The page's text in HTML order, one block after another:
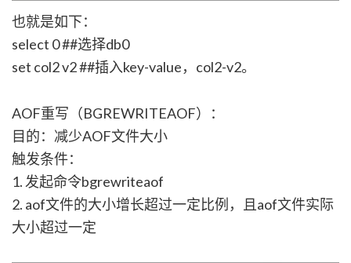
也就是如下：
select 0 ##选择db0
set col2 v2 ##插入key-value，col2-v2。
AOF重写（BGREWRITEAOF）：
目的：减少AOF文件大小
触发条件：
1. 发起命令bgrewriteaof
2. aof文件的大小增长超过一定比例，且aof文件实际
大小超过一定